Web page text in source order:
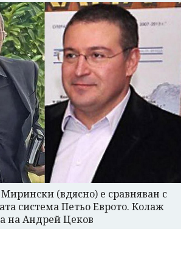
(вдясно) е сравняван с
система Петьо Еврото. Колаж
на Андрей Цеков